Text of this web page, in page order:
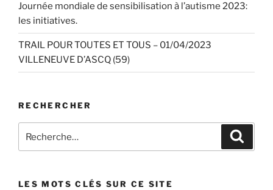
Journée mondiale de sensibilisation à l’autisme 2023:
les initiatives.
TRAIL POUR TOUTES ET TOUS – 01/04/2023
VILLENEUVE D’ASCQ (59)
RECHERCHER
pour
LES MOTS CLÉS SUR CE SITE